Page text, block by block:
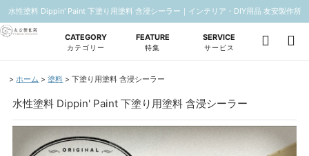
水性塗料 Dippin' Paint 下塗り用塗料 含浸シーラー｜インテリア・DIY用品 友安製作所
CATEGORY
カテゴリー
FEATURE
特集
SERVICE
サービス
ホーム 塗料 下塗り用塗料 含浸シーラー
水性塗料 Dippin' Paint 下塗り用塗料 含浸シーラー